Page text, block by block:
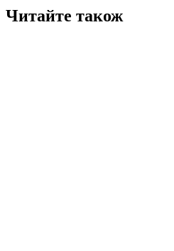
Читайте також